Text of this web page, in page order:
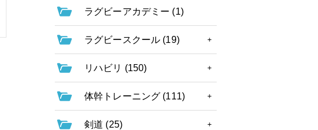
ラグビーアカデミー (1)
ラグビースクール (19)
リハビリ (150)
体幹トレーニング (111)
剣道 (25)